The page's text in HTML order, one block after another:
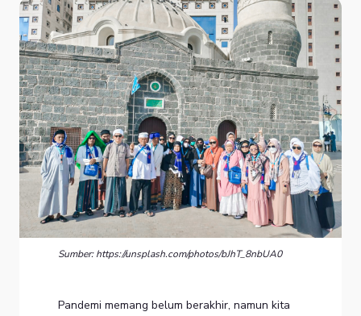
Sumber: https://unsplash.com/photos/bJhT_8nbUA0
Pandemi memang belum berakhir, namun kita